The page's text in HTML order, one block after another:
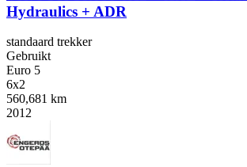
Hydraulics + ADR
standaard trekker
Gebruikt
Euro 5
6x2
560,681 km
2012